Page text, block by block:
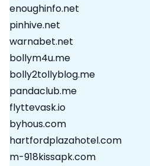
enoughinfo.net
pinhive.net
warnabet.net
bollym4u.me
bolly2tollyblog.me
pandaclub.me
flyttevask.io
byhous.com
hartfordplazahotel.com
m-918kissapk.com